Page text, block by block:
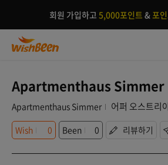
회원 가입하고 5,000포인트 &포인
Apartmenthaus Simmer
Apartmenthaus Simmer 어퍼 오스트리
Wish
0 Been 0 리뷰하기